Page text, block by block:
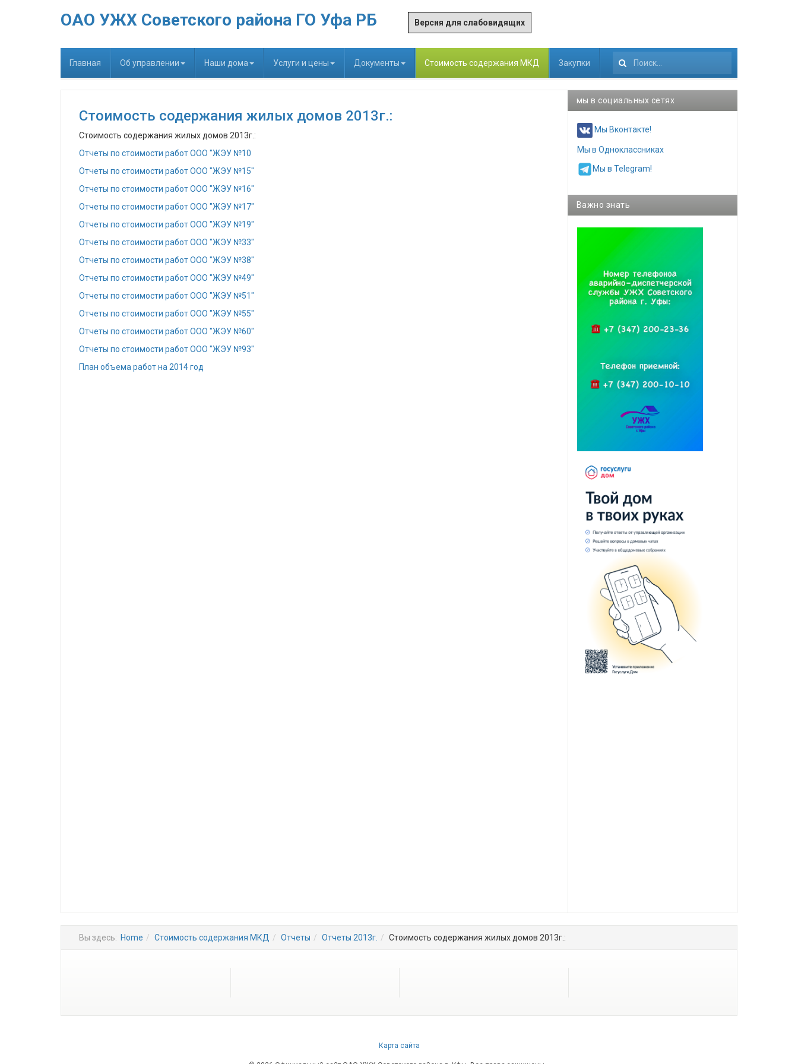
ОАО УЖХ Советского района ГО Уфа РБ Версия для слабовидящих
Главная Об управлении Наши дома Услуги и цены Документы Стоимость содержания МКД Закупки Искать...
Стоимость содержания жилых домов 2013г.:
Стоимость содержания жилых домов 2013г.:
Отчеты по стоимости работ ООО "ЖЭУ №10
Отчеты по стоимости работ ООО "ЖЭУ №15"
Отчеты по стоимости работ ООО "ЖЭУ №16"
Отчеты по стоимости работ ООО "ЖЭУ №17"
Отчеты по стоимости работ ООО "ЖЭУ №19"
Отчеты по стоимости работ ООО "ЖЭУ №33"
Отчеты по стоимости работ ООО "ЖЭУ №38"
Отчеты по стоимости работ ООО "ЖЭУ №49"
Отчеты по стоимости работ ООО "ЖЭУ №51"
Отчеты по стоимости работ ООО "ЖЭУ №55"
Отчеты по стоимости работ ООО "ЖЭУ №60"
Отчеты по стоимости работ ООО "ЖЭУ №93"
План объема работ на 2014 год
мы в социальных сетях
Мы Вконтакте!
Мы в Одноклассниках
Мы в Telegram!
Важно знать
Вы здесь: Home Стоимость содержания МКД Отчеты Отчеты 2013г. Стоимость содержания жилых домов 2013г.:
Карта сайта